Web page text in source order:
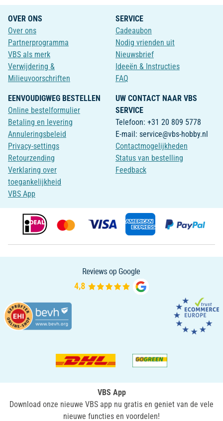
OVER ONS
Over ons
Partnerprogramma
VBS als merk
Verwijdering &
Milieuvoorschriften
SERVICE
Cadeaubon
Nodig vrienden uit
Nieuwsbrief
Ideeën & Instructies
FAQ
EENVOUDIGWEG BESTELLEN
Online bestelformulier
Betaling en levering
Annuleringsbeleid
Privacy-settings
Retourzending
Verklaring over
toegankelijkheid
VBS App
UW CONTACT NAAR VBS
SERVICE
Telefoon: +31 20 809 5778
E-mail: service@vbs-hobby.nl
Contactmogelijkheden
Status van bestelling
Feedback
VBS App
Download onze nieuwe VBS app nu gratis en geniet van de vele
nieuwe functies en voordelen!